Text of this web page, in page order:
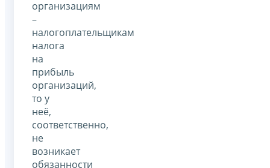
организациям
–
налогоплательщикам
налога
на
прибыль
организаций,
то у
неё,
соответственно,
не
возникает
обязанности